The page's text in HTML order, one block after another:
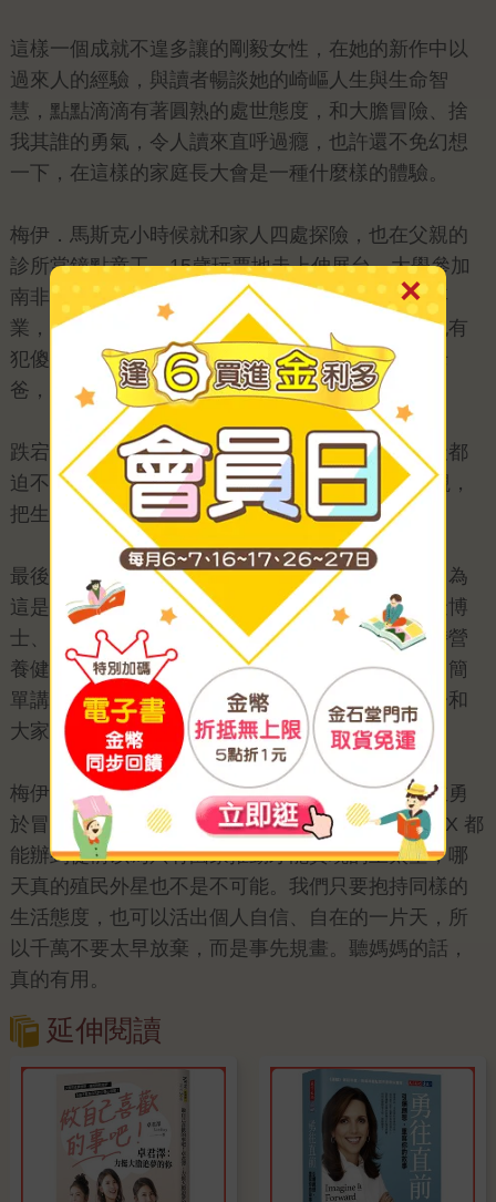
這樣一個成就不遑多讓的剛毅女性，在她的新作中以
過來人的經驗，與讀者暢談她的崎嶇人生與生命智
慧，點點滴滴有著圓熟的處世態度，和大膽冒險、捨
我其誰的勇氣，令人讀來直呼過癮，也許還不免幻想
一下，在這樣的家庭長大會是一種什麼樣的體驗。
梅伊．馬斯克小時候就和家人四處探險，也在父親的
診所當鐘點童工。15歲玩票地走上伸展台，大學參加
南非小姐選美還進入決賽，學士畢業後投身營養事
業，一直很清楚自己要走科學道路。偏偏美人卻也有
犯傻的時候，她嫁錯了對象。是的！就是伊隆他老
爸，而她又是如何面對歪掉的婚姻，走出陰霾呢？
跌宕起伏、精彩的斜槓人生，一路走來讓梅伊每天都
迫不及待睜開眼睛，如果能活到70多歲都這樣達觀，
把生活過得有滋有味，也實在令人欣羨的！
最後，要說說每個人這輩子都不能沒有的健康，因為
這是梅伊的專業領域，所謂流行的減重方法（阿金博
士、無麩質減肥法等等）在她看來都不可靠，維持營
養健康的身體僅需要基本常識：管住嘴、邁開腿，簡
單講就是適度飲食與運動，在書裡她也會就這部分和
大家分享她的祕訣。
梅伊鼓勵大家，如果你抱持良好態度、訂定計畫並勇
於冒險，就算登上火星也不是問題。是的，SpaceX 都
能辦到從前以為只有國家推動才能實現的上太空，哪
天真的殖民外星也不是不可能。我們只要抱持同樣的
生活態度，也可以活出個人自信、自在的一片天，所
以千萬不要太早放棄，而是事先規畫。聽媽媽的話，
真的有用。
延伸閱讀